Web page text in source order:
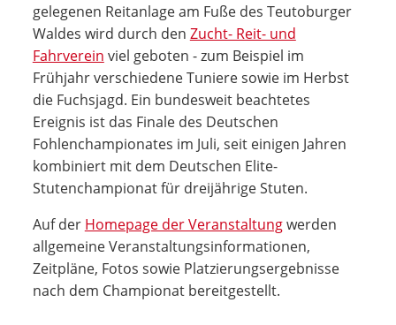
gelegenen Reitanlage am Fuße des Teutoburger
Waldes wird durch den Zucht- Reit- und
Fahrverein viel geboten - zum Beispiel im
Frühjahr verschiedene Tuniere sowie im Herbst
die Fuchsjagd. Ein bundesweit beachtetes
Ereignis ist das Finale des Deutschen
Fohlenchampionates im Juli, seit einigen Jahren
kombiniert mit dem Deutschen Elite-
Stutenchampionat für dreijährige Stuten.
Auf der Homepage der Veranstaltungwerden
allgemeine Veranstaltungsinformationen,
Zeitpläne, Fotos sowie Platzierungsergebnisse
nach dem Championat bereitgestellt.